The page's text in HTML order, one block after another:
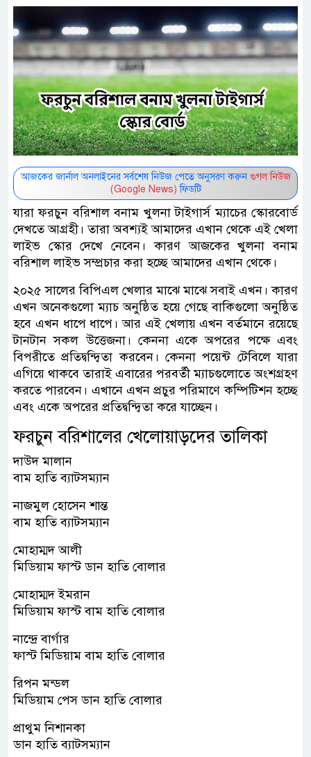
আজকের জার্নাল অনলাইনের সর্বশেষ নিউজ পেতে অনুসরণ করুন গুগল নিউজ
(Google News) ফিডটি
যারা ফরচুন বরিশাল বনাম খুলনা টাইগার্স ম্যাচের স্কোরবোর্ড
দেখতে আগ্রহী। তারা অবশ্যই আমাদের এখান থেকে এই খেলা
লাইভ স্কোর দেখে নেবেন। কারণ আজকের খুলনা বনাম
বরিশাল লাইভ সম্প্রচার করা হচ্ছে আমাদের এখান থেকে।
২০২৫ সালের বিপিএল খেলার মাঝে মাঝে সবাই এখন। কারণ
এখন অনেকগুলো ম্যাচ অনুষ্ঠিত হয়ে গেছে বাকিগুলো অনুষ্ঠিত
হবে এখন ধাপে ধাপে। আর এই খেলায় এখন বর্তমানে রয়েছে
টানটান সকল উত্তেজনা। কেননা একে অপরের পক্ষে এবং
বিপরীতে প্রতিদ্বন্দ্বিতা করবেন। কেননা পয়েন্ট টেবিলে যারা
এগিয়ে থাকবে তারাই এবারের পরবর্তী ম্যাচগুলোতে অংশগ্রহণ
করতে পারবেন। এখানে এখন প্রচুর পরিমাণে কম্পিটিশন হচ্ছে
এবং একে অপরের প্রতিদ্বন্দ্বিতা করে যাচ্ছেন।
ফরচুন বরিশালের খেলোয়াড়দের তালিকা
দাউদ মালান
বাম হাতি ব্যাটসম্যান
নাজমুল হোসেন শান্ত
বাম হাতি ব্যাটসম্যান
মোহাম্মদ আলী
মিডিয়াম ফাস্ট ডান হাতি বোলার
মোহাম্মদ ইমরান
মিডিয়াম ফাস্ট বাম হাতি বোলার
নান্দ্রে বার্গার
ফাস্ট মিডিয়াম বাম হাতি বোলার
রিপন মন্ডল
মিডিয়াম পেস ডান হাতি বোলার
প্রাথুম নিশানকা
ডান হাতি ব্যাটসম্যান